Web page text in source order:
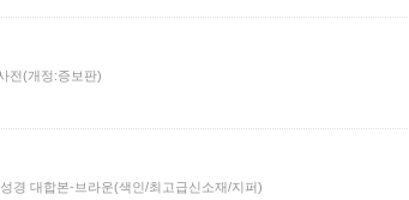
전(개정:증보판)
경 대합본-브라운(색인/최고급신소재/지퍼)